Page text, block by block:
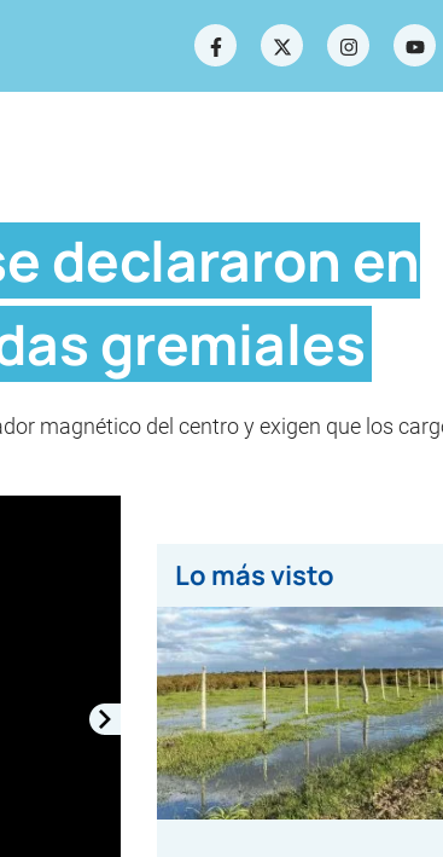
declararon en
gremiales
magnético del centro y exigen que los
Lo más visto